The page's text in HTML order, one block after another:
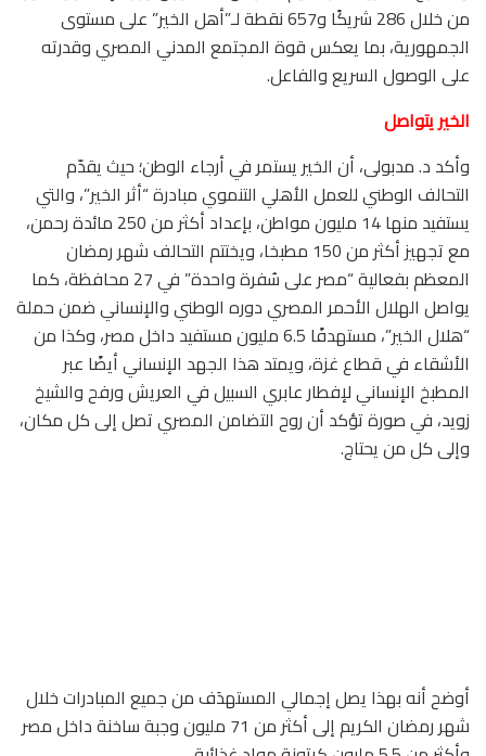
من خلال 286 شريكًا و657 نقطة لـ”أهل الخير” على مستوى
الجمهورية، بما يعكس قوة المجتمع المدني المصري وقدرته
على الوصول السريع والفاعل.
الخير يتواصل
وأكد د. مدبولى، أن الخير يستمر في أرجاء الوطن؛ حيث يقدّم
التحالف الوطني للعمل الأهلي التنموي مبادرة “أثر الخير”، والتي
يستفيد منها 14 مليون مواطن، بإعداد أكثر من 250 مائدة رحمن،
مع تجهيز أكثر من 150 مطبخا، ويختتم التحالف شهر رمضان
المعظم بفعالية “مصر على سُفرة واحدة” في 27 محافظة، كما
يواصل الهلال الأحمر المصري دوره الوطني والإنساني ضمن حملة
“هلال الخير”، مستهدفًا 6.5 مليون مستفيد داخل مصر، وكذا من
الأشقاء في قطاع غزة، ويمتد هذا الجهد الإنساني أيضًا عبر
المطبخ الإنساني لإفطار عابري السبيل في العريش ورفح والشيخ
زويد، في صورة تؤكد أن روح التضامن المصري تصل إلى كل مكان،
وإلى كل من يحتاج.
أوضح أنه بهذا يصل إجمالي المستهدَف من جميع المبادرات خلال
شهر رمضان الكريم إلى أكثر من 71 مليون وجبة ساخنة داخل مصر